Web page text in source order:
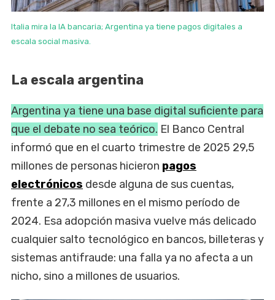
Italia mira la IA bancaria; Argentina ya tiene pagos digitales a
escala social masiva.
La escala argentina
Argentina ya tiene una base digital suficiente para
que el debate no sea teórico. El Banco Central
informó que en el cuarto trimestre de 2025 29,5
millones de personas hicieron pagos
electrónicos desde alguna de sus cuentas,
frente a 27,3 millones en el mismo período de
2024. Esa adopción masiva vuelve más delicado
cualquier salto tecnológico en bancos, billeteras y
sistemas antifraude: una falla ya no afecta a un
nicho, sino a millones de usuarios.